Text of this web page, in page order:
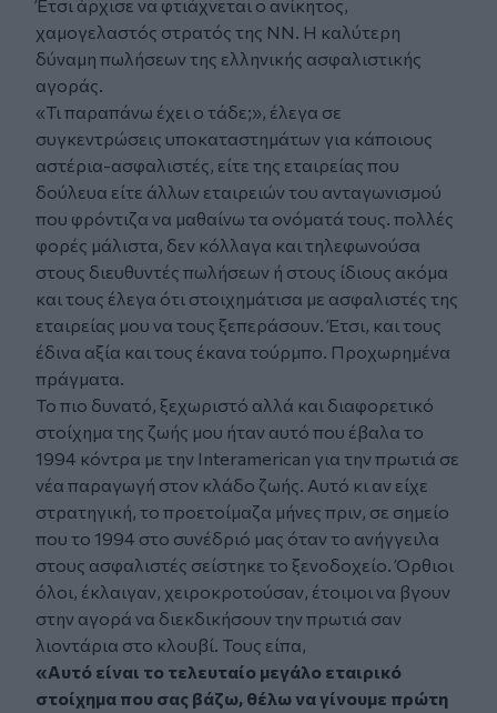
Έτσι άρχισε να φτιάχνεται ο ανίκητος,
χαμογελαστός στρατός της ΝΝ. Η καλύτερη
δύναμη πωλήσεων της ελληνικής ασφαλιστικής
αγοράς.
«Τι παραπάνω έχει ο τάδε;», έλεγα σε
συγκεντρώσεις υποκαταστημάτων για κάποιους
αστέρια-ασφαλιστές, είτε της εταιρείας που
δούλευα είτε άλλων εταιρειών του ανταγωνισμού
που φρόντιζα να μαθαίνω τα ονόματά τους. πολλές
φορές μάλιστα, δεν κόλλαγα και τηλεφωνούσα
στους διευθυντές πωλήσεων ή στους ίδιους ακόμα
και τους έλεγα ότι στοιχημάτισα με ασφαλιστές της
εταιρείας μου να τους ξεπεράσουν. Έτσι, και τους
έδινα αξία και τους έκανα τούρμπο. Προχωρημένα
πράγματα.
Το πιο δυνατό, ξεχωριστό αλλά και διαφορετικό
στοίχημα της ζωής μου ήταν αυτό που έβαλα το
1994 κόντρα με την Interamerican για την πρωτιά σε
νέα παραγωγή στον κλάδο ζωής. Αυτό κι αν είχε
στρατηγική, το προετοίμαζα μήνες πριν, σε σημείο
που το 1994 στο συνέδριό μας όταν το ανήγγειλα
στους ασφαλιστές σείστηκε το ξενοδοχείο. Όρθιοι
όλοι, έκλαιγαν, χειροκροτούσαν, έτοιμοι να βγουν
στην αγορά να διεκδικήσουν την πρωτιά σαν
λιοντάρια στο κλουβί. Τους είπα,
«Αυτό είναι το τελευταίο μεγάλο εταιρικό
στοίχημα που σας βάζω, θέλω να γίνουμε πρώτη